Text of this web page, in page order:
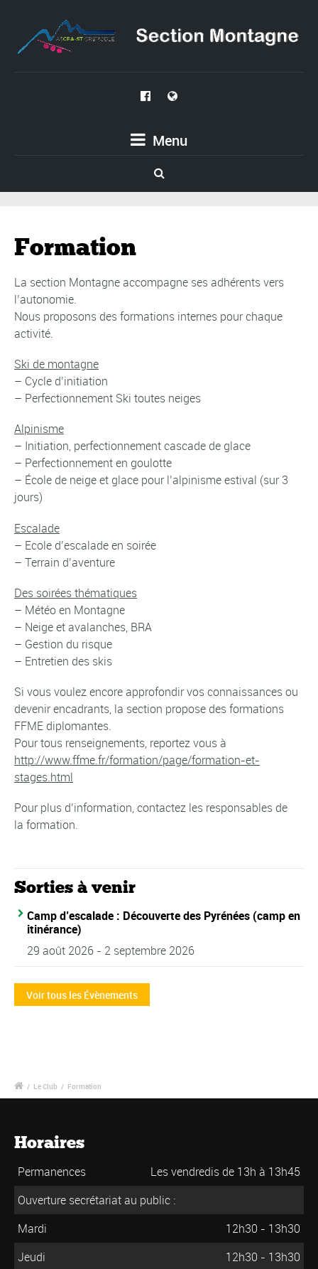
Menu
Formation
La section Montagne accompagne ses adhérents vers
l’autonomie.
Nous proposons des formations internes pour chaque
activité.
Ski de montagne
– Cycle d’initiation
– Perfectionnement Ski toutes neiges
Alpinisme
– Initiation, perfectionnement cascade de glace
– Perfectionnement en goulotte
– École de neige et glace pour l’alpinisme estival (sur 3
jours)
Escalade
– Ecole d’escalade en soirée
– Terrain d’aventure
Des soirées thématiques
– Météo en Montagne
– Neige et avalanches, BRA
– Gestion du risque
– Entretien des skis
Si vous voulez encore approfondir vos connaissances ou
devenir encadrants, la section propose des formations
FFME diplomantes.
Pour tous renseignements, reportez vous à
http://www.ffme.fr/formation/page/formation-et-
stages.html
Pour plus d’information, contactez les responsables de
la formation.
Sorties à venir
Camp d’escalade : Découverte des Pyrénées (camp en
itinérance)
29 août 2026 - 2 septembre 2026
Voir tous les Évènements
/ Le Club / Formation
Horaires
Permanences
Les vendredis de 13h à 13h45
Ouverture secrétariat au public :
Mardi
12h30 - 13h30
Jeudi
12h30 - 13h30